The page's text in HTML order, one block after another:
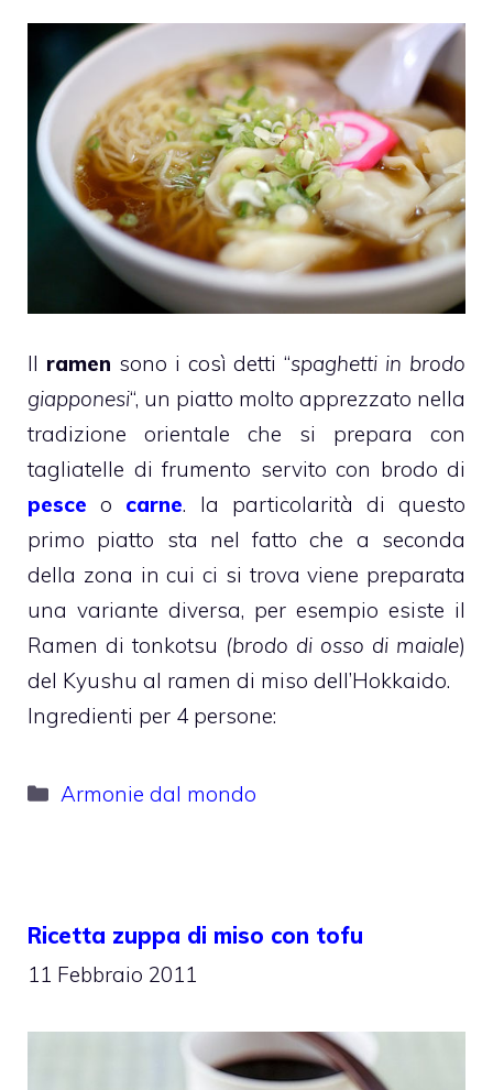
Il ramen sono i così detti “spaghetti in brodo
giapponesi“, un piatto molto apprezzato nella
tradizione orientale che si prepara con
tagliatelle di frumento servito con brodo di
pesce o carne. la particolarità di questo
primo piatto sta nel fatto che a seconda
della zona in cui ci si trova viene preparata
una variante diversa, per esempio esiste il
Ramen di tonkotsu (brodo di osso di maiale)
del Kyushu al ramen di miso dell’Hokkaido.
Ingredienti per 4 persone:
Categorie
Armonie dal mondo
Ricetta zuppa di miso con tofu
11 Febbraio 2011